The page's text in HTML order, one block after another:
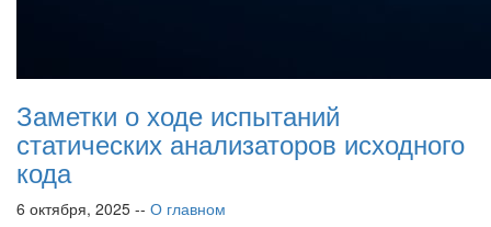
Заметки о ходе испытаний
статических анализаторов исходного
кода
6 октября, 2025 -- О главном